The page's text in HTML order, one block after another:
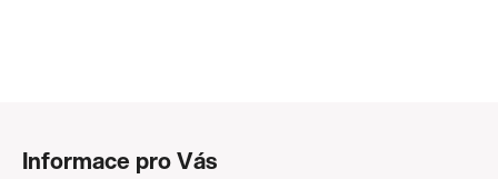
Informace pro Vás